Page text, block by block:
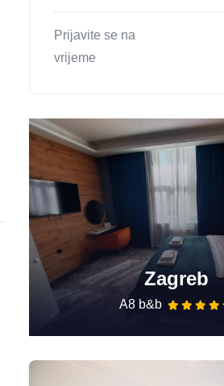
Prijavite se na
vrijeme
Zagreb
A8 b&b